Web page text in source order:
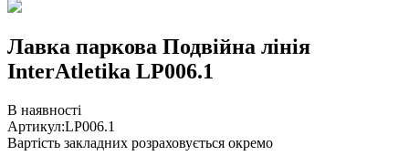
Лавка паркова Подвійна лінія
InterAtletika LP006.1
В наявності
Артикул:LP006.1
Вартість закладних розраховується окремо